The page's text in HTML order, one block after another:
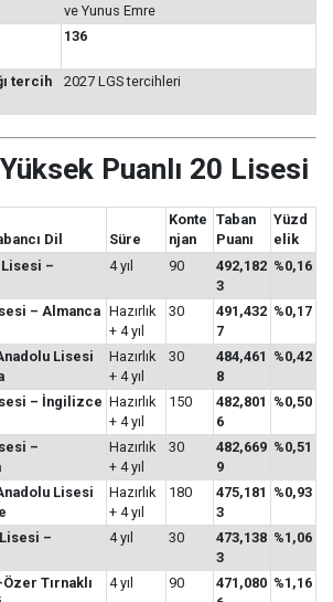
ve Yunus Emre
136
tercih
2027 LGS tercihleri
Puanlı 20 Lisesi
Dil Süre
Konte
njan
Taban
Puanı
Yüzd
elik
–
4 yıl 90
492,182
3
%0,16
– Almanca Hazırlık
+ 4 yıl
30
491,432
7
%0,17
Lisesi
Hazırlık
+ 4 yıl
30
484,461
8
%0,42
– İngilizce Hazırlık
+ 4 yıl
150
482,801
6
%0,50
–
Hazırlık
+ 4 yıl
30
482,669
9
%0,51
Lisesi
Hazırlık
+ 4 yıl
180
475,181
3
%0,93
–
4 yıl 30
473,138
3
%1,06
Tırnaklı
4 yıl 90
471,080 %1,16